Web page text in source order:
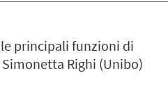
principali funzioni di
Simonetta Righi (Unibo)